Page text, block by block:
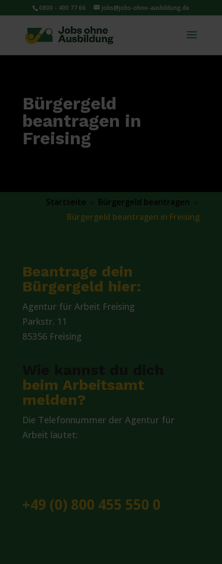
0800 - 400 77 66 jobs@jobs-ohne-ausbildung.de
Bürgergeld
beantragen in
Freising
Startseite Bürgergeld beantragen
Bürgergeld beantragen in Freising
Beantrage dein
Bürgergeld hier:
Agentur für Arbeit Freising
Parkstr. 11
85356 Freising
beim Arbeitsamt
melden?
Die Telefonnummer der Agentur für
Arbeit lautet:
+49 (0) 800 455 550 0